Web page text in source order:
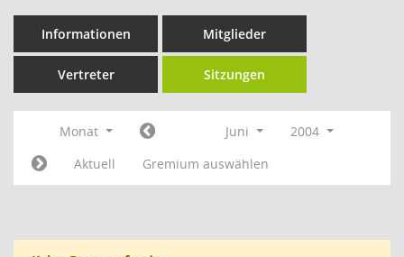
Informationen Mitglieder
Vertreter Sitzungen
Monat Juni
2004
Aktuell
Gremium auswählen